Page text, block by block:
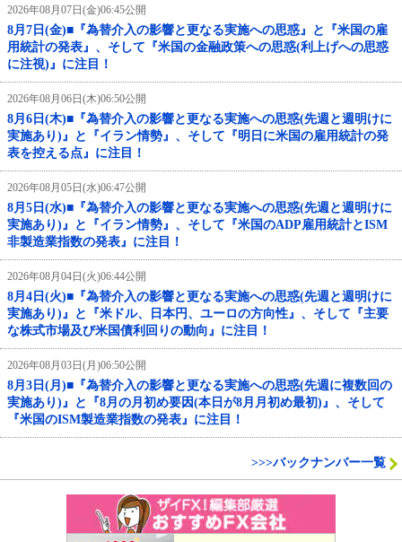
2026年08月07日(金)06:45公開
8月7日(金)■『為替介入の影響と更なる実施への思惑』と『米国の雇
用統計の発表』、そして『米国の金融政策への思惑(利上げへの思惑
に注視)』に注目！
2026年08月06日(木)06:50公開
8月6日(木)■『為替介入の影響と更なる実施への思惑(先週と週明けに
実施あり)』と『イラン情勢』、そして『明日に米国の雇用統計の発
表を控える点』に注目！
2026年08月05日(水)06:47公開
8月5日(水)■『為替介入の影響と更なる実施への思惑(先週と週明けに
実施あり)』と『イラン情勢』、そして『米国のADP雇用統計とISM
非製造業指数の発表』に注目！
2026年08月04日(火)06:44公開
8月4日(火)■『為替介入の影響と更なる実施への思惑(先週と週明けに
実施あり)』と『米ドル、日本円、ユーロの方向性』、そして『主要
な株式市場及び米国債利回りの動向』に注目！
2026年08月03日(月)06:50公開
8月3日(月)■『為替介入の影響と更なる実施への思惑(先週に複数回の
実施あり)』と『8月の月初め要因(本日が8月月初め最初)』、そして
『米国のISM製造業指数の発表』に注目！
>>>バックナンバー一覧